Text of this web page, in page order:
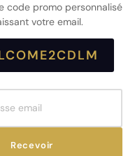
code promo personnalisé
votre email.
Recevoir